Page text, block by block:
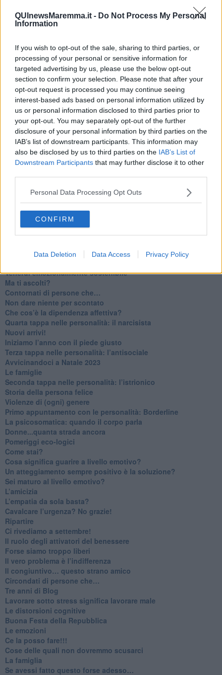
QUInewsMaremma.it - Do Not Process My Personal
Information
If you wish to opt-out of the sale, sharing to third parties, or
processing of your personal or sensitive information for
targeted advertising by us, please use the below opt-out
section to confirm your selection. Please note that after your
opt-out request is processed you may continue seeing
interest-based ads based on personal information utilized by
us or personal information disclosed to third parties prior to
your opt-out. You may separately opt-out of the further
disclosure of your personal information by third parties on the
IAB’s list of downstream participants. This information may
also be disclosed by us to third parties on the IAB’s List of
Downstream Participants that may further disclose it to other
Personal Data Processing Opt Outs
CONFIRM
Data Deletion Data Access Privacy Policy
​Consigli di lettura per genitori e non solo
​La Clownterapia
L’invisibile fatica mentale
Vacanze a km zero
​Buone Vacan(si)e!
​Il lato positivo delle cose
​Storie antiche di tempi moderni
​Quello che alle mamme non dicono
Adultescenza
Homo imbecillis
​4 anni di Blog
Quando il silenzio è aggressivo
​Il passato, questo conosciuto!
​Clima ballerino e sbalzi d’umore
La maternità
​Tutta una questione di rispetto
​Cose che ci esauriscono
​Vespa che passione!
​Lasciate ai vostri figli il diritto di piangere
​Parole d’amore regalate al vento
​Saper pazientare
​Venerdì emozionalmente sostenibile
Ma ti ascolti?
Contornati di persone che…
Non dare niente per scontato
Che cos’è la dipendenza affettiva?
Quarta tappa nelle personalità: il narcisista
​Nuovi arrivi!
​Iniziamo l’anno con il piede giusto
​Terza tappa nelle personalità: l’antisociale
​Avvicinandoci a Natale 2023
Le famiglie
Seconda tappa nelle personalità: l’istrionico
​Storia della persona felice
Violenze di (ogni) genere
​Primo appuntamento con le personalità: Borderline
La psicosomatica: quando il corpo parla
Donne...quanta strada ancora
​Pomeriggi eco-logici
​Come stai?
Cosa significa guarire a livello emotivo?
​Un atteggiamento sempre positivo è la soluzione?
​Sei maturo al livello emotivo?
​L’amicizia
​L’empatia da sola basta?
​Cavalcare l’urgenza? No grazie!
Ripartire
​Ci rivediamo a settembre!
​Il ruolo degli attivatori del benessere
​Forse siamo troppo liberi
​Il vero problema è l’indifferenza
​Il congiuntivo… questo strano amico
​Circondati di persone che…
​Tre anni di Blog
​Lavorare sotto stress significa lavorare male
​Le distorsioni cognitive
​Buona Festa della Repubblica
Le emozioni
​Ce la posso fare!!!
​Cose delle quali non dovremmo scusarci
​La famiglia
​Se avessi fatto questo forse adesso…